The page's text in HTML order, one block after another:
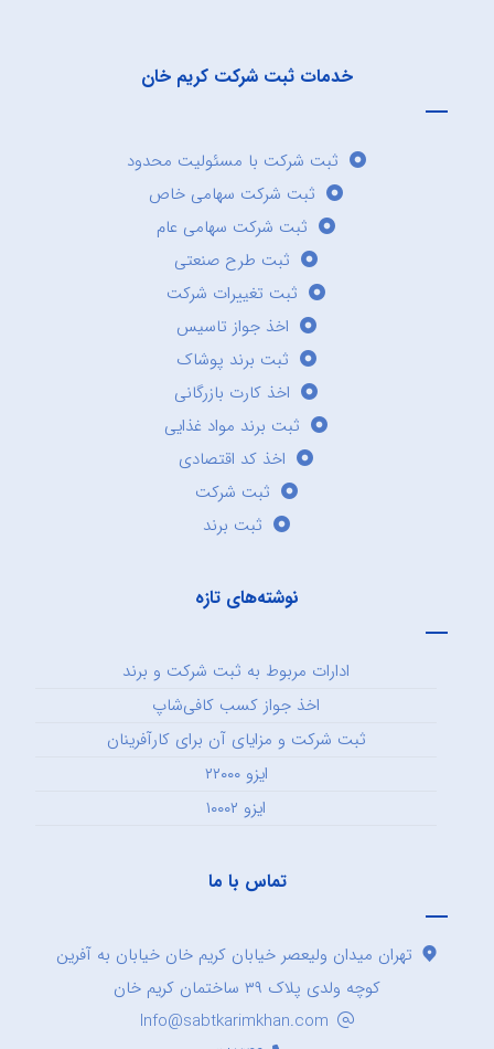
خدمات ثبت شرکت کریم خان
ثبت شرکت با مسئولیت محدود
ثبت شرکت سهامی خاص
ثبت شرکت سهامی عام
ثبت طرح صنعتی
ثبت تغییرات شرکت
اخذ جواز تاسیس
ثبت برند پوشاک
اخذ کارت بازرگانی
ثبت برند مواد غذایی
اخذ کد اقتصادی
ثبت شرکت
ثبت برند
نوشته‌های تازه
ادارات مربوط به ثبت شرکت و برند
اخذ جواز کسب کافی‌شاپ
ثبت شرکت و مزایای آن برای کارآفرینان
ایزو ۲۲۰۰۰
ایزو ۱۰۰۰۲
تماس با ما
تهران میدان ولیعصر خیابان کریم خان خیابان به آفرین
کوچه ولدی پلاک ۳۹ ساختمان کریم خان
Info@sabtkarimkhan.com